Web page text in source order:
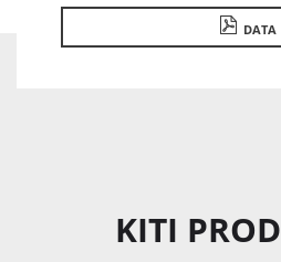
DATA
KITI